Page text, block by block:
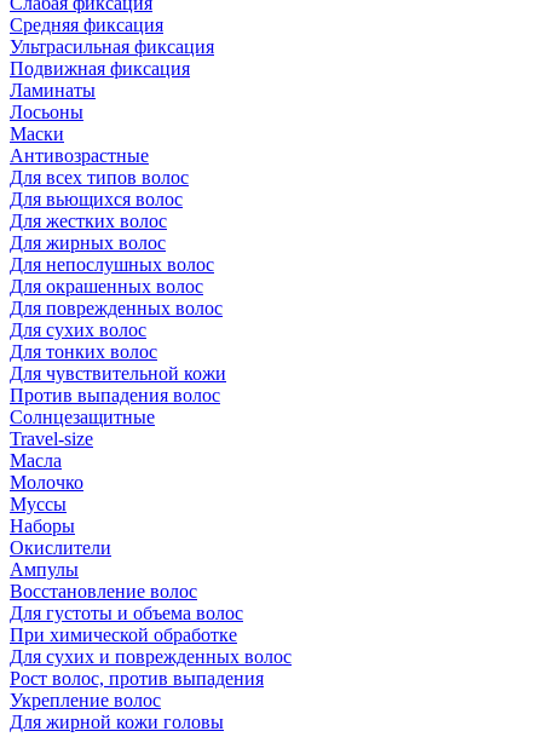
Средняя фиксация
Ультрасильная фиксация
Подвижная фиксация
Ламинаты
Лосьоны
Маски
Антивозрастные
Для всех типов волос
Для вьющихся волос
Для жестких волос
Для жирных волос
Для непослушных волос
Для окрашенных волос
Для поврежденных волос
Для сухих волос
Для тонких волос
Для чувствительной кожи
Против выпадения волос
Солнцезащитные
Travel-size
Масла
Молочко
Муссы
Наборы
Окислители
Ампулы
Восстановление волос
Для густоты и объема волос
При химической обработке
Для сухих и поврежденных волос
Рост волос, против выпадения
Укрепление волос
Для жирной кожи головы